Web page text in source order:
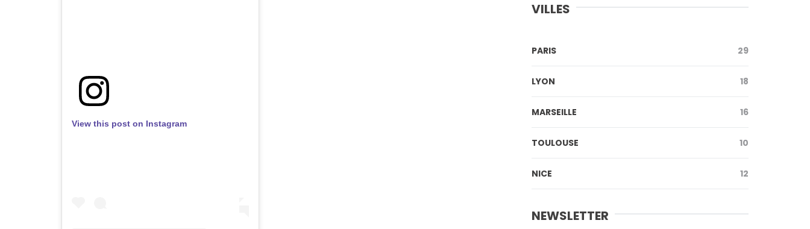
View this post on Instagram
VILLES
PARIS 29
LYON 18
MARSEILLE 16
TOULOUSE 10
NICE 12
NEWSLETTER